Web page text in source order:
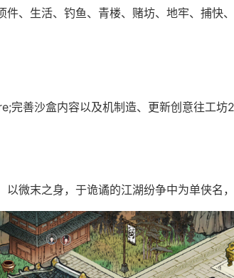
件、生活、钓鱼、青楼、赌坊、地牢、捕快
完善沙盒内容以及机制造、更新创意往工坊
微末之身，于诡谲的江湖纷争中为单侠名，